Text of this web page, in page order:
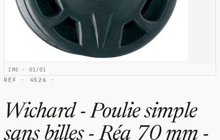
IMG · 01/01
RÉF · 4526 ·
Wichard - Poulie simple
sans billes - Réa 70 mm -